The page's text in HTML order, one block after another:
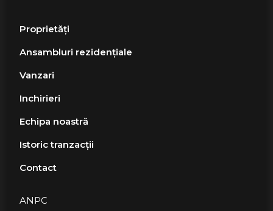
Proprietăți
Ansambluri rezidențiale
Vanzari
Inchirieri
Echipa noastră
Istoric tranzacții
Contact
ANPC